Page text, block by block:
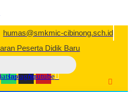
humas@smkmic-cibinong.sch.id
Peserta Didik Baru
InstagramYoutube